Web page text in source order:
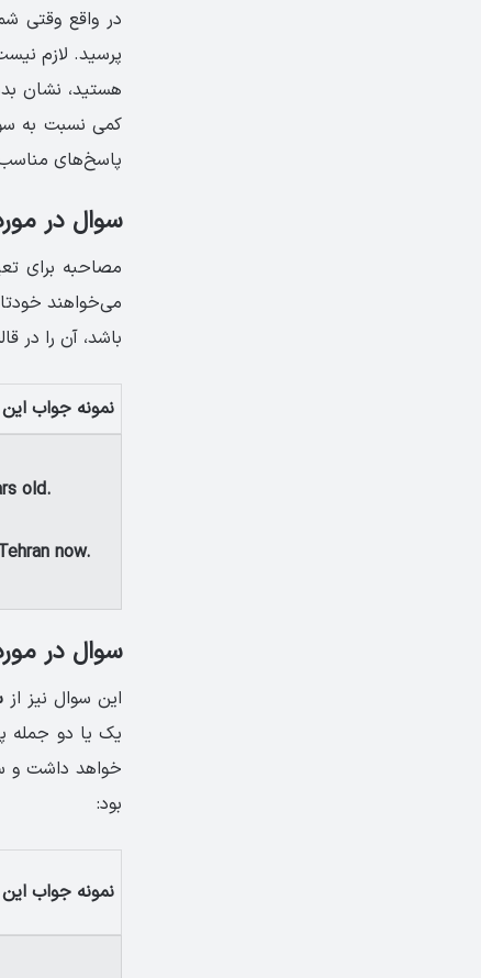
در واقع وقتی
پرسید. لازم
هستید، نشان
کمی نسبت به
پاسخ‌های
سوال در
مصاحبه برای
می‌خواهند
باشد، آن را در
نمونه جواب
old.
now.
سوال در
این سوال نیز از
یک یا دو جمله
خواهد داشت و
بود:
نمونه جواب